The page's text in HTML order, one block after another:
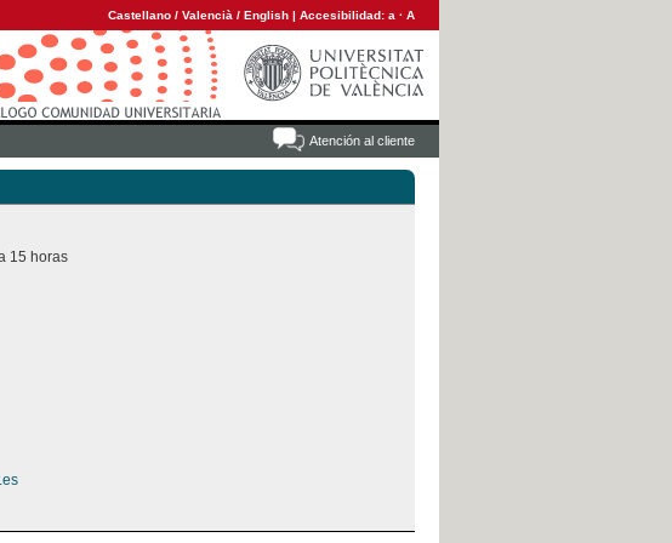
Castellano / Valencià / English | Accesibilidad: a · A
Atención al cliente
15 horas